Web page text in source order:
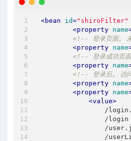
<bean id="shiroFilter"
<property name
<!-- 登录页面, 未
<property name
<!-- 登录成功页
<property name
<!-- 登录后, 访问
<property name
<property name
<value>
/
/login
/
/